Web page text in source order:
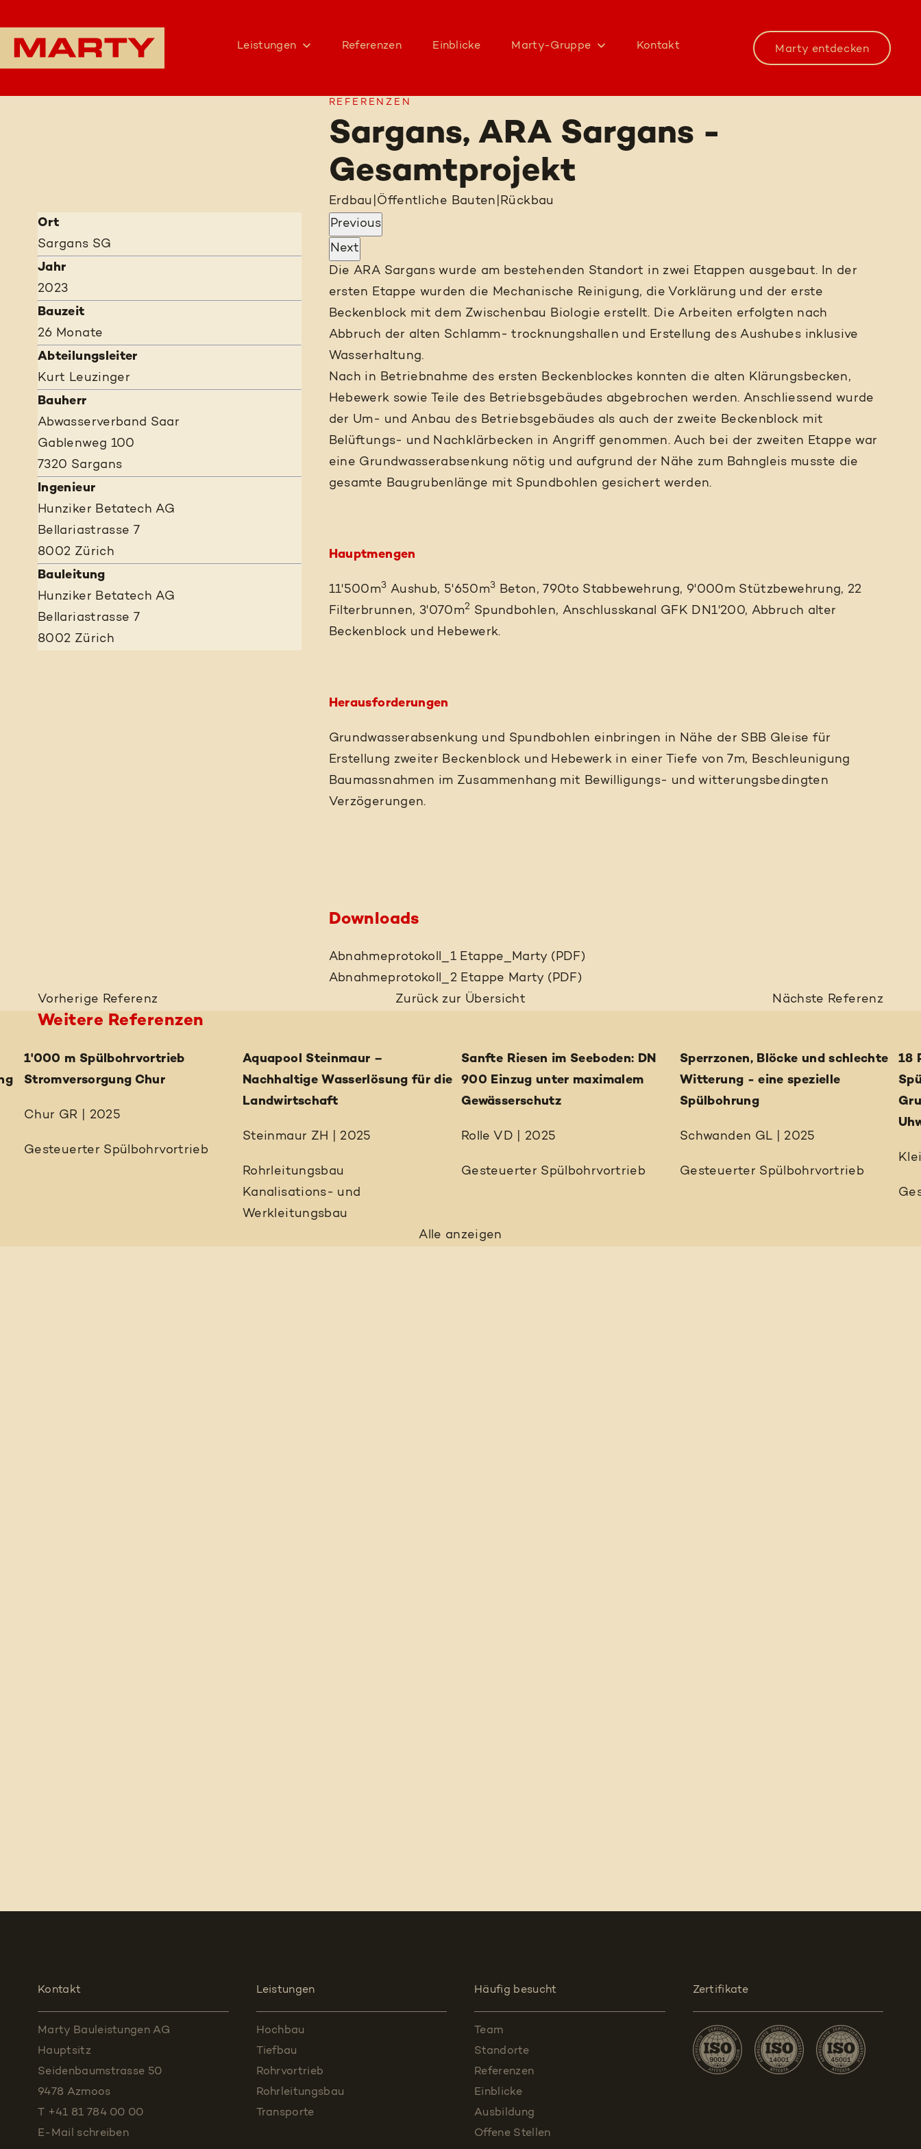
Leistungen Referenzen Einblicke Marty-Gruppe Kontakt Marty entdecken
REFERENZEN
Sargans, ARA Sargans -
Gesamtprojekt
Erdbau Öffentliche Bauten Rückbau
Previous
Next
Die ARA Sargans wurde am bestehenden Standort in zwei Etappen ausgebaut. In der
ersten Etappe wurden die Mechanische Reinigung, die Vorklärung und der erste
Beckenblock mit dem Zwischenbau Biologie erstellt. Die Arbeiten erfolgten nach
Abbruch der alten Schlamm- trocknungshallen und Erstellung des Aushubes inklusive
Wasserhaltung.
Nach in Betriebnahme des ersten Beckenblockes konnten die alten Klärungsbecken,
Hebewerk sowie Teile des Betriebsgebäudes abgebrochen werden. Anschliessend wurde
der Um- und Anbau des Betriebsgebäudes als auch der zweite Beckenblock mit
Belüftungs- und Nachklärbecken in Angriff genommen. Auch bei der zweiten Etappe war
eine Grundwasserabsenkung nötig und aufgrund der Nähe zum Bahngleis musste die
gesamte Baugrubenlänge mit Spundbohlen gesichert werden.
Hauptmengen
11'500m3 Aushub, 5'650m3 Beton, 790to Stabbewehrung, 9'000m Stützbewehrung, 22
Filterbrunnen, 3'070m2 Spundbohlen, Anschlusskanal GFK DN1'200, Abbruch alter
Beckenblock und Hebewerk.
Herausforderungen
Grundwasserabsenkung und Spundbohlen einbringen in Nähe der SBB Gleise für
Erstellung zweiter Beckenblock und Hebewerk in einer Tiefe von 7m, Beschleunigung
Baumassnahmen im Zusammenhang mit Bewilligungs- und witterungsbedingten
Verzögerungen.
Downloads
Abnahmeprotokoll_1 Etappe_Marty (PDF)
Abnahmeprotokoll_2 Etappe Marty (PDF)
Ort
Sargans SG
Jahr
2023
Bauzeit
26 Monate
Abteilungsleiter
Kurt Leuzinger
Bauherr
Abwasserverband Saar
Gablenweg 100
7320 Sargans
Ingenieur
Hunziker Betatech AG
Bellariastrasse 7
8002 Zürich
Bauleitung
Hunziker Betatech AG
Bellariastrasse 7
8002 Zürich
Vorherige Referenz Zurückzur Übersicht Nächste Referenz
Weitere Referenzen
1'000 m Spülbohrvortrieb
Stromversorgung Chur
Chur GR | 2025
Gesteuerter Spülbohrvortrieb
Aquapool Steinmaur –
Nachhaltige Wasserlösung für die
Landwirtschaft
Steinmaur ZH | 2025
Rohrleitungsbau
Kanalisations- und
Werkleitungsbau
Sanfte Riesen im Seeboden: DN
900 Einzug unter maximalem
Gewässerschutz
Rolle VD | 2025
Gesteuerter Spülbohrvortrieb
Sperrzonen, Blöcke und schlechte
Witterung - eine spezielle
Spülbohrung
Schwanden GL | 2025
Gesteuerter Spülbohrvortrieb
18
Alle anzeigen
Kontakt
Marty Bauleistungen AG
Hauptsitz
Seidenbaumstrasse 50
9478 Azmoos
T +41 81 784 00 00
E-Mail schreiben
Leistungen
Hochbau
Tiefbau
Rohrvortrieb
Rohrleitungsbau
Transporte
Häufig besucht
Team
Standorte
Referenzen
Einblicke
Ausbildung
Offene Stellen
Zertifikate